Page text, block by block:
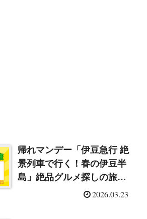
帰れマンデー「伊豆急行 絶
景列車で行く！春の伊豆半
島」絶品グルメ探しの旅
2026.03.23